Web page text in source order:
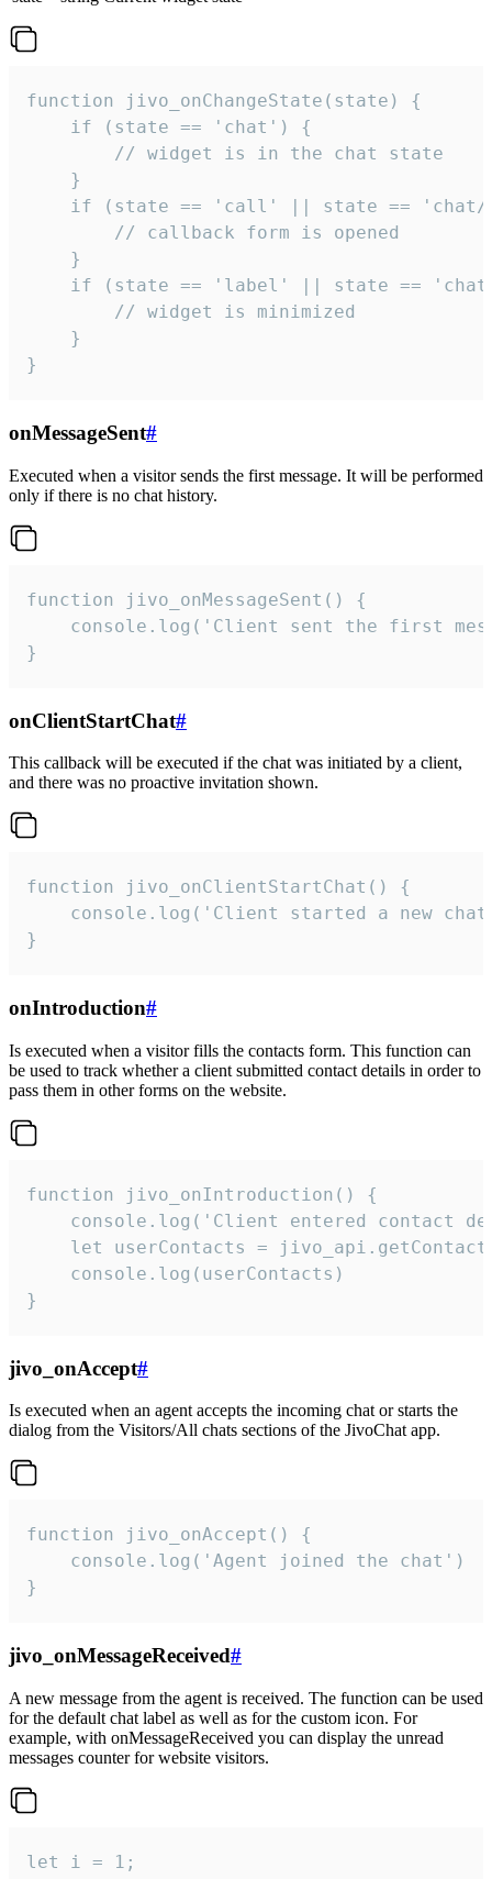
function jivo_onChangeState(state) {
    if (state == 'chat') {
        // widget is in the chat state
    }
if (state == 'call' || state ==
        // callback form is opened
    }
if (state == 'label' || state ==
        // widget is minimized
    }
}
onMessageSent#
Executed when a visitor sends the first message. It will be performed
only if there is no chat history.
function jivo_onMessageSent() {
console.log('Client sent the first
}
onClientStartChat#
This callback will be executed if the chat was initiated by a client,
and there was no proactive invitation shown.
function jivo_onClientStartChat() {
console.log('Client started a new
}
onIntroduction#
Is executed when a visitor fills the contacts form. This function can
be used to track whether a client submitted contact details in order to
pass them in other forms on the website.
function jivo_onIntroduction() {
console.log('Client entered contact
let userContacts =
    console.log(userContacts)
}
jivo_onAccept#
Is executed when an agent accepts the incoming chat or starts the
dialog from the Visitors/All chats sections of the JivoChat app.
function jivo_onAccept() {
}
jivo_onMessageReceived#
A new message from the agent is received. The function can be used
for the default chat label as well as for the custom icon. For
example, with onMessageReceived you can display the unread
messages counter for website visitors.
let i = 1;